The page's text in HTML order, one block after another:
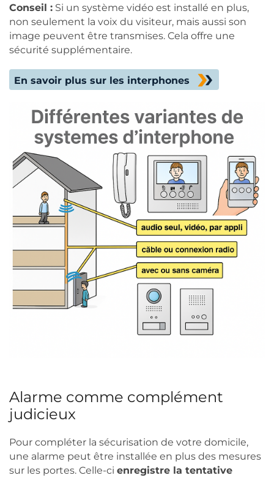
Conseil : Si un système vidéo est installé en plus,
non seulement la voix du visiteur, mais aussi son
image peuvent être transmises. Cela offre une
sécurité supplémentaire.
En savoir plus sur les interphones
Alarme comme complément
judicieux
Pour compléter la sécurisation de votre domicile,
une alarme peut être installée en plus des mesures
sur les portes. Celle-ci enregistre la tentative